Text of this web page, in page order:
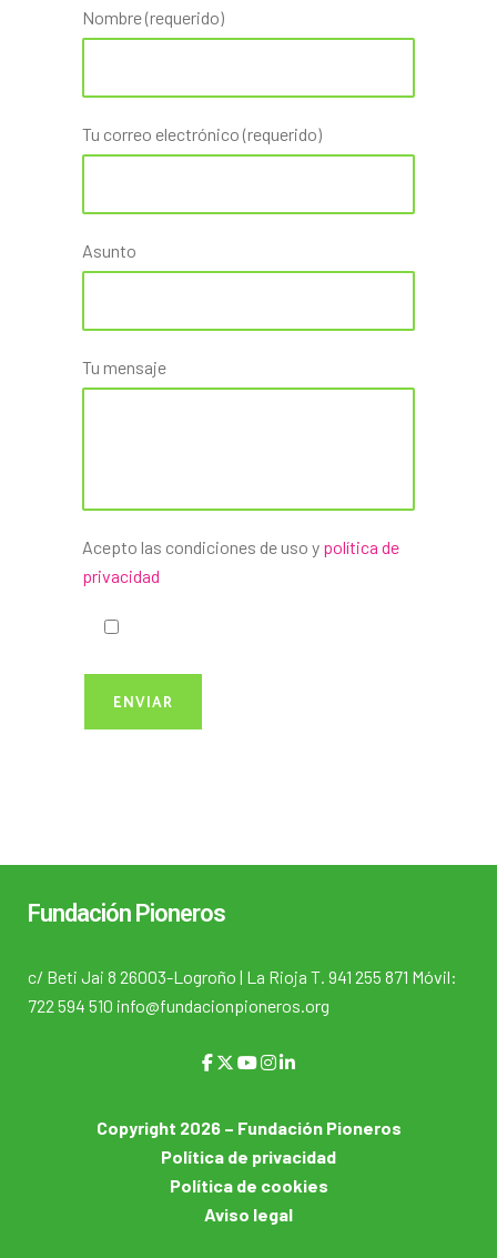
Nombre (requerido)
Tu correo electrónico (requerido)
Asunto
Tu mensaje
Acepto las condiciones de uso y política de
privacidad
Fundación Pioneros
c/ Beti Jai 8 26003-Logroño | La Rioja T. 941 255 871 Móvil:
722 594 510 info@fundacionpioneros.org
Copyright 2026 – Fundación Pioneros
Política de privacidad
Política de cookies
Aviso legal